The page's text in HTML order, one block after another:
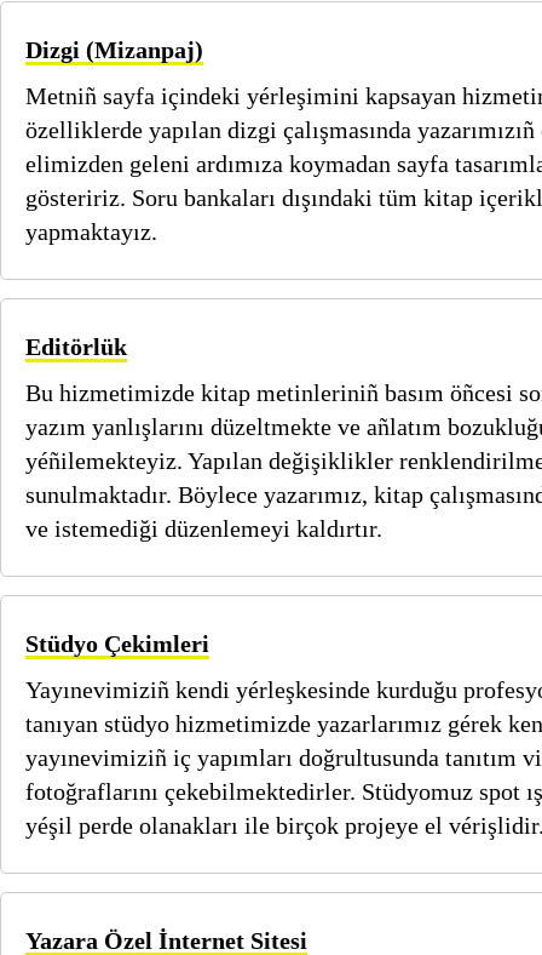
Dizgi (Mizanpaj)
Metniñ sayfa içindeki yérleşimini kapsayan
özelliklerde yapılan dizgi çalışmasında
elimizden geleni ardımıza koymadan sayfa
gösteririz. Soru bankaları dışındaki tüm kitap
yapmaktayız.
Editörlük
Bu hizmetimizde kitap metinleriniñ basım öñcesi
yazım yanlışlarını düzeltmekte ve añlatım
yéñilemekteyiz. Yapılan değişiklikler
sunulmaktadır. Böylece yazarımız, kitap
ve istemediği düzenlemeyi kaldırtır.
Stüdyo Çekimleri
Yayınevimiziñ kendi yérleşkesinde kurduğu
tanıyan stüdyo hizmetimizde yazarlarımız gérek
yayınevimiziñ iç yapımları doğrultusunda tanıtım
fotoğraflarını çekebilmektedirler. Stüdyomuz spot
yéşil perde olanakları ile birçok projeye el
Yazara Özel İnternet Sitesi